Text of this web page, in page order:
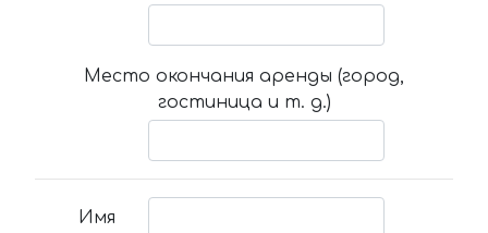
Место окончания аренды (город,
гостиница и т. д.)
Имя